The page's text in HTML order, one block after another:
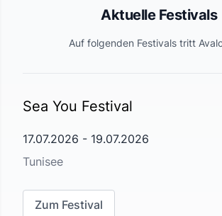
Aktuelle Festivals
Auf folgenden Festivals tritt
Sea You Festival
17.07.2026 - 19.07.2026
Tunisee
Zum Festival